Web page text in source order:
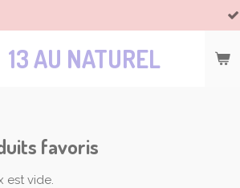
13 AU NATUREL
Paiement
favoris
est vide.